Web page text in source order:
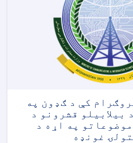
عمل ملی-3 پروګرام کې د ګډون په
بیلابیلو قشرونو د
په اړه د
غونډه